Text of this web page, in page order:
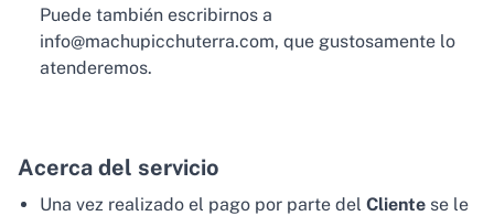
Puede también escribirnos a
info@machupicchuterra.com, que gustosamente lo
atenderemos.
Acerca del servicio
Una vez realizado el pago por parte del Cliente se le